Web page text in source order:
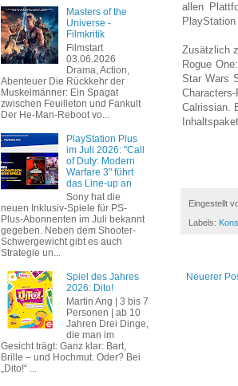
allen
Zusätzlich
Rogue
Star Wars
Calrissian.
Eingestellt
Labels:
Neuerer
Masters of the
Universe -
Filmkritik
Filmstart
03.06.2026
Drama, Action,
Abenteuer Die Rückkehr der
Muskelmänner: Ein Spagat
zwischen Feuilleton und Fankult
Der He-Man-Reboot vo...
PlayStation Plus
im Juli 2026: "Call
of Duty: Modern
Warfare 3" führt
das Line-up an
Sony hat die
neuen Inklusiv-Spiele für PS-
Plus-Abonnenten im Juli bekannt
gegeben. Neben dem Shooter-
Schwergewicht gibt es auch
Strategie un...
Spiel des Jahres
2026: Dito!
Martin Ang | 3 bis 7
Personen | ab 10
Jahren Drei Dinge,
die man im
Gesicht trägt: Ganz klar: Bart,
Brille – und Hochmut. Oder? Bei
„Dito!“ ...